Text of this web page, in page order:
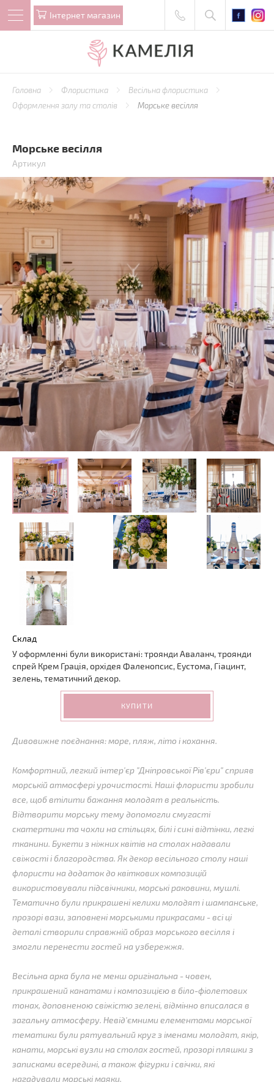
Iнтернет магазин
Головна Флористика
Весільна флористика
Оформлення залу та столів
Морське весілля
Морське весілля
Артикул
Склад
У оформленні були використані: троянди Аваланч, троянди
спрей Крем Грація, орхідея Фаленопсис, Еустома, Гіацинт,
зелень, тематичний декор.
КУПИТИ
Дивовижне поєднання: море, пляж, літо і кохання.
Комфортний, легкий інтер'єр "Дніпровської Рів'єри" сприяв
морській атмосфері урочистості. Наші флористи зробили
все, щоб втілити бажання молодят в реальність.
Відтворити морську тему допомогли смугасті
скатертини та чохли на стільцях, білі і сині відтінки, легкі
тканини. Букети з ніжних квітів на столах надавали
свіжості і благородства. Як декор весільного столу наші
флористи на додаток до квіткових композицій
використовували підсвічники, морські раковини, мушлі.
Тематично були прикрашені келихи молодят і шампанське,
прозорі вази, заповнені морськими прикрасами - всі ці
деталі створили справжній образ морського весілля і
змогли перенести гостей на узбережжя.
Весільна арка була не менш оригінальна - човен,
прикрашений канатами і композицією в біло-фіолетових
тонах, доповненою свіжістю зелені, відмінно вписалася в
загальну атмосферу. Невід'ємними елементами морської
тематики були рятувальний круг з іменами молодят, якір,
канати, морські вузли на столах гостей, прозорі пляшки з
записками всередині, а також фігурки і свічки, які
нагадували морські маяки.